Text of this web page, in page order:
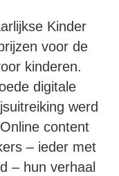
Kinder
voor de
kinderen.
digitale
werd
content
– ieder met
– hun verhaal